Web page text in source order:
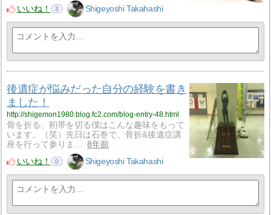
いいね！
3 Shigeyoshi Takahashi
後遺症が悩みだった自分の経験を書き
ました！
http://shigemon1980.blog.fc2.com/blog-entry-48.html
骨を折る、靭帯を切る僕はこんな趣味をもって
います。（笑）先日は石巻で、骨折&後遺症講
座を行って参りま…
8年前
いいね！
0 Shigeyoshi Takahashi